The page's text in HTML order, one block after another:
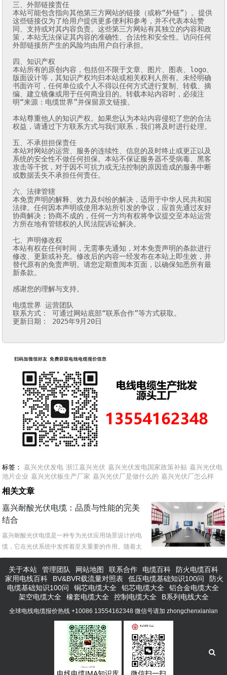
三、外部链接责任
本站可能包含指向其他第三方网站的链接（或称“外链”）。提供
这些链接仅为了给用户提供更多便利和参考，并不代表本站赞
同、支持或对其内容负责。这些第三方网站有其独立的内容和政
策，本站无法保证其内容的准确性、合法性和安全性。访问任何
外部链接所产生的风险均由用户自行承担。
四、知识产权
本站所有的原创内容，包括但不限于文章、图片、图表、logo、
版面设计等，其知识产权均归本站或相关权利人所有。未经明确
书面许可，任何单位或个人不得以任何方式进行复制、转载、摘
编、建立镜像或用于任何商业目的。转载本站内容时，必须注
明“来源：电缆世界”并保留原文链接。
本站尊重他人的知识产权。如果您认为本站内容侵犯了您的合法
权益，请通过下方联系方式与我们联系，我们将及时进行处理。
五、不承担担保责任
本站对网站的运营、服务的连续性、信息的及时终止或更正以及
系统的安全性不做任何担保。本站不保证服务器不受病毒、黑客
攻击等干扰，对于因不可抗力或无法控制的原因造成的服务中断
或数据丢失不承担任何责任。
六、法律管辖
本免责声明的解释、效力及纠纷的解决，适用于中华人民共和国
法律。任何因本声明或使用本站所引发的争议，应首先通过友好
协商解决；协商不成的，任何一方均有权将争议提交至本站运营
方所在地有管辖权的人民法院诉讼解决。
七、声明修改权
本站有权在任何时间，无需事先通知，对本免责声明的条款进行
修改、更新或补充。修改后的内容一经发布在本站上即生效，并
替代原有的免责声明。请您定期查阅本页面，以确保知悉所有最
新条款。
感谢您的理解与支持。
电缆世界 运营团队
联系方式： 可通过网站底部“联系合作”等方式获取。
更新日期： 2025年9月20日
标签： 嘉兴光伏发电 浙江嘉兴光伏 嘉兴光伏发电国家政策补贴 嘉兴光伏电
池片企业 嘉兴光伏板生产厂家 嘉兴光伏厂是做什么的 嘉兴光伏厂怎么样
相关文章
嘉兴耐酸光伏电缆：品质与性能的完美
结合
嘉兴耐酸光伏电缆是一种专为光伏应用场景设计的电
缆，它在光伏系统中发挥着至关重要的作用。随着太
阳能光伏发电行业的蓬勃发展，...
关于本站 管理团队 网站地图 联系合作 电缆百科
防火电缆百科
家用电线百科
BV&BVR载流量对照表 低压电缆基础知识100问
防火
电缆基础知识100问
铜芯电缆大全 铝芯电缆大全
铝合金电缆大全
架空电缆大全
橡套电缆大全 控制电缆大全 B系列电线大全
全球电线电缆报价热线 +10086 13554162348 微信号请加 zhongchenxianlan